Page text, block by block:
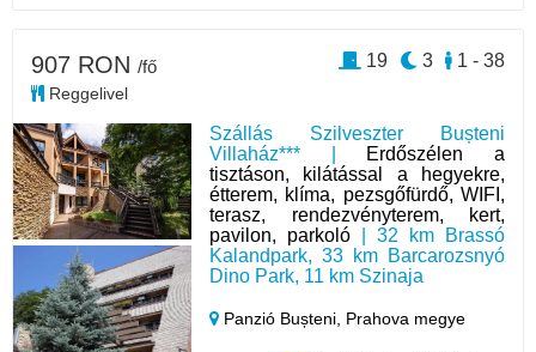
Szállás Szilveszter Bușteni
Villaház*** | Erdőszélen a
tisztáson, kilátással a hegyekre,
étterem, klíma, pezsgőfürdő, WIFI,
terasz, rendezvényterem, kert,
pavilon, parkoló | 32 km Brassó
Kalandpark, 33 km Barcarozsnyó
Dino Park, 11 km Szinaja
Panzió Bușteni, Prahova megye
907 RON /fő
Reggelivel
1 - 38
3
19